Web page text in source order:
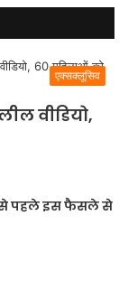
एक्सक्लूसिव
वीडियो,
से पहले इस फैसले से